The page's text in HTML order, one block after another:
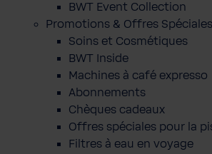
BWT Event Collection
Promotions & Offres Spéciales
Soins et Cosmétiques
BWT Inside
Machines à café expresso
Abonnements
Chèques cadeaux
Offres spéciales pour la
Filtres à eau en voyage